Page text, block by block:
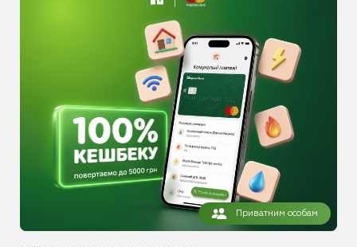
Приватним особам